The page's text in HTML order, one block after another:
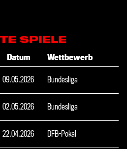
SPIELE
Datum Wettbewerb
09.05.2026 Bundesliga
02.05.2026 Bundesliga
22.04.2026 DFB-Pokal